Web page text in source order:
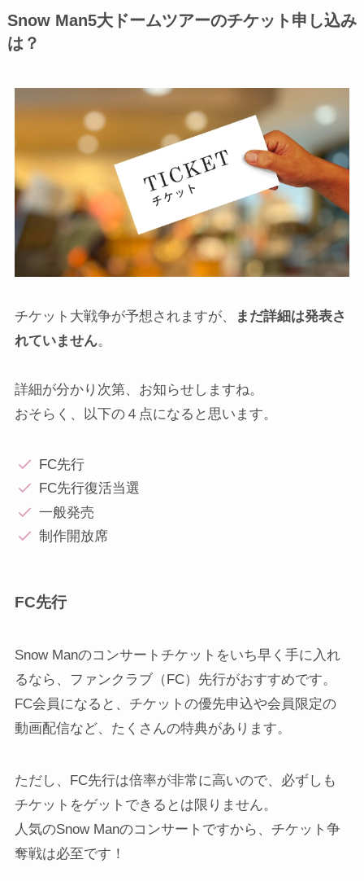
Snow Man5大ドームツアーのチケット申し込み
は？
チケット大戦争が予想されますが、
まだ詳細は発表さ
れていません。
詳細が分かり次第、お知らせしますね。
おそらく、以下の４点になると思います。
FC先行
FC先行復活当選
一般発売
制作開放席
FC先行
Snow Manのコンサートチケットをいち早く手に入れ
るなら、ファンクラブ（FC）先行がおすすめです。
FC会員になると、チケットの優先申込や会員限定の
動画配信など、たくさんの特典があります。
ただし、FC先行は倍率が非常に高いので、必ずしも
チケットをゲットできるとは限りません。
人気のSnow Manのコンサートですから、チケット争
奪戦は必至です！